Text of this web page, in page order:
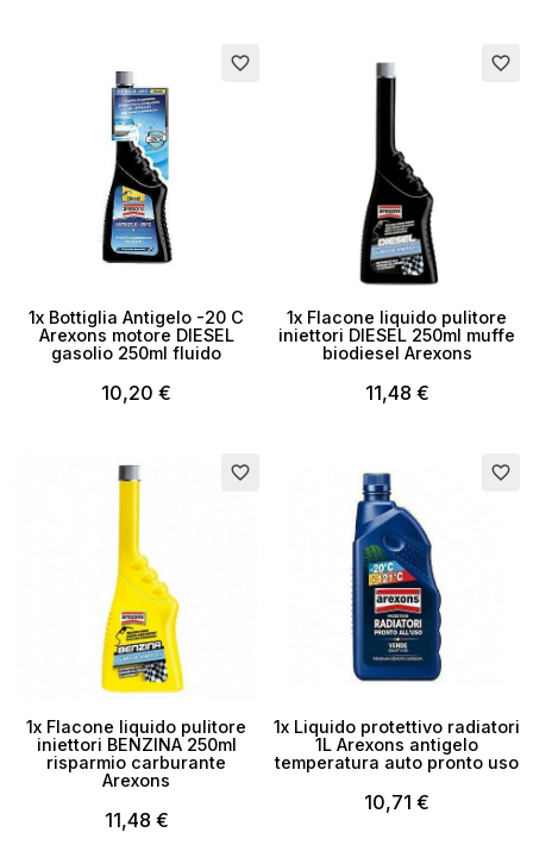
favorite_border
1x Bottiglia Antigelo -20 C
Arexons motore DIESEL
gasolio 250ml fluido
10,20 €
favorite_border
1x Flacone liquido pulitore
iniettori DIESEL 250ml muffe
biodiesel Arexons
11,48 €
favorite_border
1x Flacone liquido pulitore
iniettori BENZINA 250ml
risparmio carburante
Arexons
11,48 €
favorite_border
1x Liquido protettivo radiatori
1L Arexons antigelo
temperatura auto pronto uso
10,71 €
Nome lista dei desideri
Crea lista dei desideri